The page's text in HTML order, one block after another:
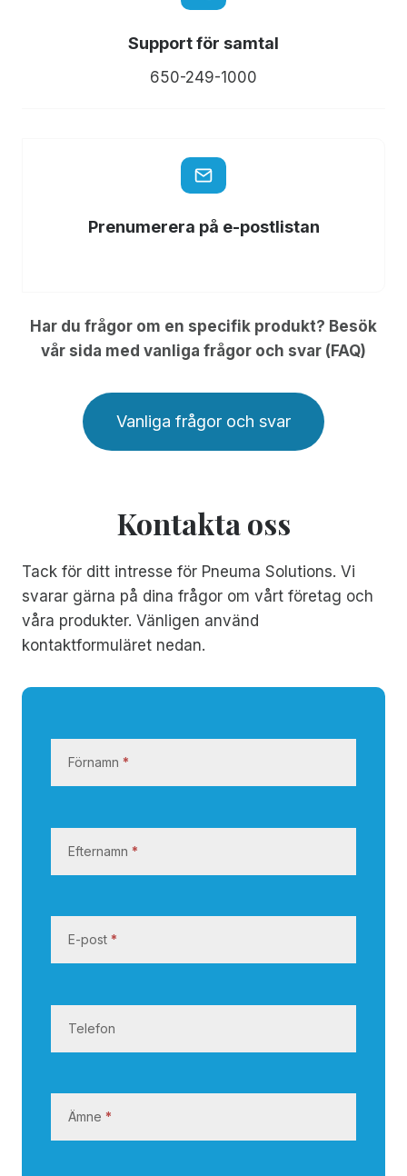
Support för samtal
650-249-1000
Prenumerera på e-postlistan
Har du frågor om en specifik produkt? Besök
vår sida med vanliga frågor och svar (FAQ)
Vanliga frågor och svar
Kontakta oss
Tack för ditt intresse för Pneuma Solutions. Vi
svarar gärna på dina frågor om vårt företag och
våra produkter. Vänligen använd
kontaktformuläret nedan.
a
t
Förnamn *
Efternamn *
E-post *
Telefon
Ämne *